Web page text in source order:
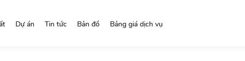
Dự án Tin tức Bản đồ Bảng giá dịch vụ